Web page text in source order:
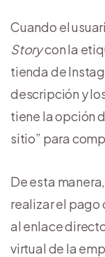
Cuando el
Storycon la
tienda de
descripción y
tiene la opción
sitio” para
De esta
realizar el pago
al enlace
virtual de la